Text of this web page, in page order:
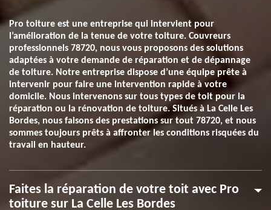
Pro toiture est une entreprise qui intervient pour
l’amélioration de la tenue de votre toiture. Couvreurs
professionnels 78720, nous vous proposons des solutions
adaptées à votre demande de réparation et de dépannage
de toiture. Notre entreprise dispose d’une équipe prête à
intervenir pour faire une intervention rapide à votre
domicile. Nous intervenons sur tous types de toit pour la
réparation ou la rénovation de toiture. Situés à La Celle Les
Bordes, nous faisons des prestations sur tout 78720, et nous
sommes toujours prêts à affronter les conditions risquées du
travail en hauteur.
Faites la réparation de votre toit avec Pro
toiture sur La Celle Les Bordes